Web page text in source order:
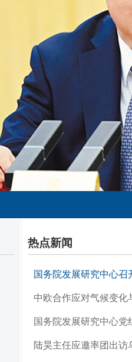
2026年年会开幕式并发表
热点新闻
国务院发展研究中心
中欧合作应对气候变化
国务院发展研究中心
陆昊主任应邀率团出访